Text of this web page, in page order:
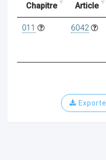
Chapitre Article
011 6042